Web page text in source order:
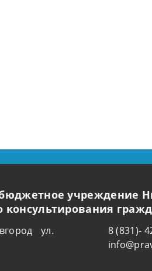
бюджетное учреждение
консультирования
ул.
8 (831)-